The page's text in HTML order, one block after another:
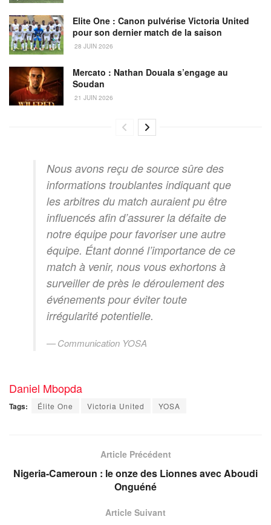
Elite One : Canon pulvérise Victoria United
pour son dernier match de la saison
28 JUIN 2026
Mercato : Nathan Douala s’engage au
Soudan
21 JUIN 2026
Nous avons reçu de source sûre des
informations troublantes indiquant que
les arbitres du match auraient pu être
influencés afin d’assurer la défaite de
notre équipe pour favoriser une autre
équipe. Étant donné l’importance de ce
match à venir, nous vous exhortons à
surveiller de près le déroulement des
événements pour éviter toute
irrégularité potentielle.
Communication YOSA
Daniel Mbopda
Tags: Élite One Victoria United YOSA
Article Précédent
Nigeria-Cameroun : le onze des Lionnes avec Aboudi
Onguéné
Article Suivant